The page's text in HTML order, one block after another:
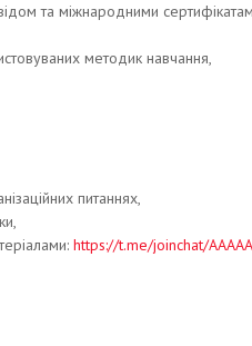
та міжнародними
методик навчання,
питаннях,
https://t.me/joinchat/